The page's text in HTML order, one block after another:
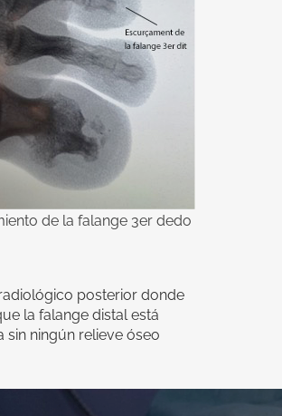
de la falange 3er dedo
posterior donde
la falange distal está
sin ningún relieve óseo